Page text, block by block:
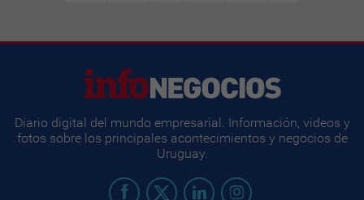
Diario digital del mundo empresarial. Información, videos y
fotos sobre los principales acontecimientos y negocios de
Uruguay.